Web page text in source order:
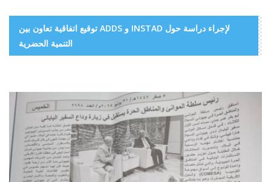
توقيع اتفاقية تعاون بين ADDS و INSTAD لإجراء دراسة حول
التنمية الحضرية